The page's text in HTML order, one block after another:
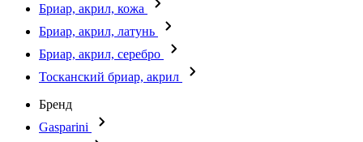
Бриар, акрил, кожа
Бриар, акрил, латунь
Бриар, акрил, серебро
Тосканский бриар, акрил
Бренд
Gasparini